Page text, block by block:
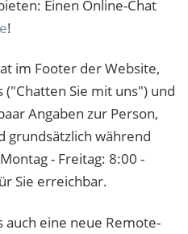
Einen Online-Chat
!
im Footer der Website,
Sie mit uns") und
Angaben zur Person,
grundsätzlich während
- Freitag: 8:00 -
Sie erreichbar.
eine neue Remote-